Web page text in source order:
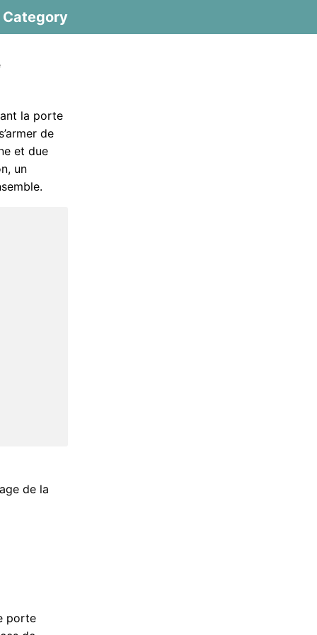
Category
la porte
de
et due
un
de la
porte